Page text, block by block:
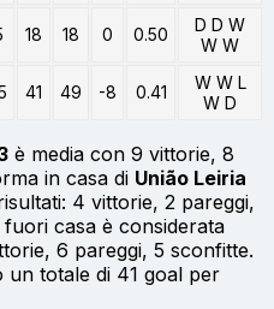
18 18 0 0.50
D D W
W W
41 49 -8 0.41
W W L
W D
è media con 9 vittorie, 8
in casa di União Leiria
4 vittorie, 2 pareggi,
casa è considerata
6 pareggi, 5 sconfitte.
un totale di 41 goal per